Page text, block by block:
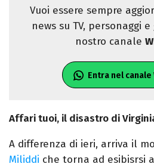
Vuoi essere sempre
news su TV, personaggi
nostro canale
Entra nel canale
Affari tuoi, il disastro di
A differenza di ieri, arriva il
Miliddi che torna ad esibisrsi